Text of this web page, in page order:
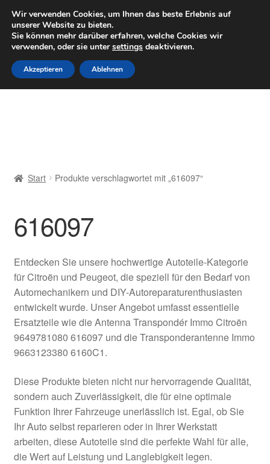
LIEFERUNG ab 6 EUR
Mo–Fr 9–16 Uhr · 0175 7465658
Zur
Navigation
springen
Zum
Inhalt
springen
Datenschutz-Bestimmungen
Impressum
Kasse
Kontakt
Lieferung
Mein Konto
Über uns
Warenkorb
Start Produkte verschlagwortet mit „616097“
616097
Entdecken Sie unsere hochwertige Autoteile-Kategorie
für Citroën und Peugeot, die speziell für den Bedarf von
Automechanikern und DIY-Autoreparaturenthusiasten
entwickelt wurde. Unser Angebot umfasst essentielle
Ersatzteile wie die Antenna Transpondér Immo Citroën
9649781080 616097 und die Transponderantenne Immo
9663123380 6160C1.
Diese Produkte bieten nicht nur hervorragende Qualität,
sondern auch Zuverlässigkeit, die für eine optimale
Funktion Ihrer Fahrzeuge unerlässlich ist. Egal, ob Sie
Ihr Auto selbst reparieren oder in Ihrer Werkstatt
arbeiten, diese Autoteile sind die perfekte Wahl für alle,
die Wert auf Leistung und Langlebigkeit legen.
Wir verwenden Cookies, um Ihnen das beste Erlebnis auf
unserer Website zu bieten.
Sie können mehr darüber erfahren, welche Cookies wir
verwenden, oder sie untersettings deaktivieren.
Akzeptieren Ablehnen